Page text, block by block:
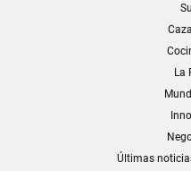
La
Últimas